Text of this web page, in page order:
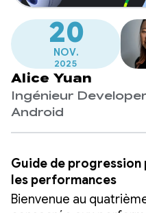
20
NOV.
2025
Alice Yuan
Ingénieur
Android
Guide de
les performances
Bienvenue au